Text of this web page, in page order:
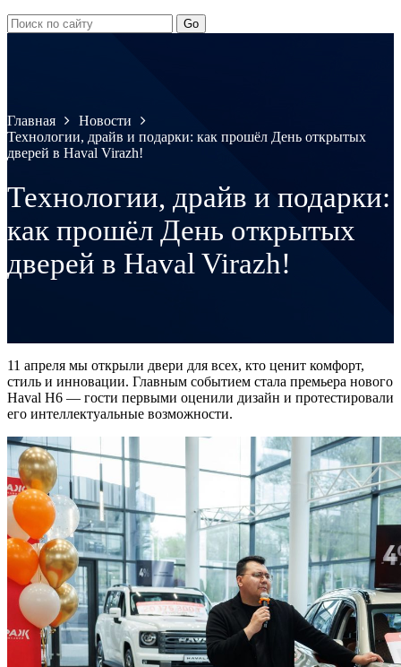
Главная
Новости
Технологии, драйв и подарки: как прошёл День открытых
дверей в Haval Virazh!
Технологии, драйв и подарки:
как прошёл День открытых
дверей в Haval Virazh!
11 апреля мы открыли двери для всех, кто ценит комфорт,
стиль и инновации. Главным событием стала премьера нового
Haval H6 — гости первыми оценили дизайн и протестировали
его интеллектуальные возможности.